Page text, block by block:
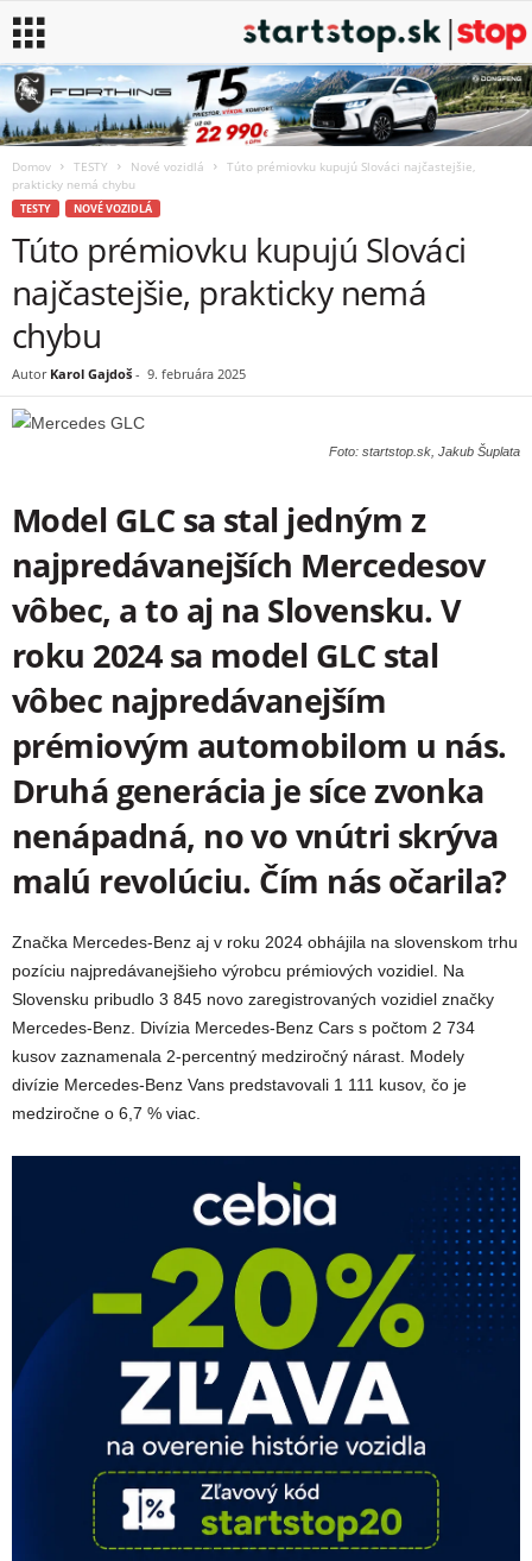
Domov TESTY Nové vozidlá
Túto prémiovku kupujú Slováci najčastejšie,
prakticky nemá chybu
TESTY NOVÉ VOZIDLÁ
Túto prémiovku kupujú Slováci
najčastejšie, prakticky nemá
chybu
Autor Karol Gajdoš - 9. februára 2025
Foto: startstop.sk, Jakub Šuplata
Model GLC sa stal jedným z
najpredávanejších Mercedesov
vôbec, a to aj na Slovensku. V
roku 2024 sa model GLC stal
vôbec najpredávanejším
prémiovým automobilom u nás.
Druhá generácia je síce zvonka
nenápadná, no vo vnútri skrýva
malú revolúciu. Čím nás očarila?
Značka Mercedes-Benz aj v roku 2024 obhájila na slovenskom trhu
pozíciu najpredávanejšieho výrobcu prémiových vozidiel. Na
Slovensku pribudlo 3 845 novo zaregistrovaných vozidiel značky
Mercedes-Benz. Divízia Mercedes-Benz Cars s počtom 2 734
kusov zaznamenala 2-percentný medziročný nárast. Modely
divízie Mercedes-Benz Vans predstavovali 1 111 kusov, čo je
medziročne o 6,7 % viac.